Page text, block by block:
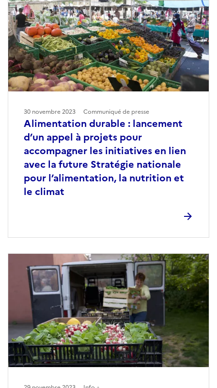
Alimentation durable : lancement
d’un appel à projets pour
accompagner les initiatives en lien
avec la future Stratégie nationale
pour l’alimentation, la nutrition et
le climat
30 novembre 2023 Communiqué de presse